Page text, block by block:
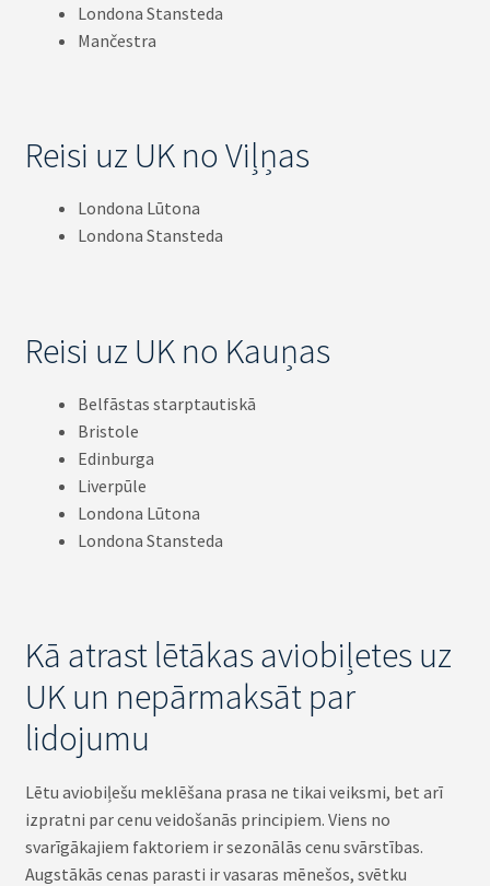
Londona Stansteda
Mančestra
Reisi uz UK no Viļņas
Londona Lūtona
Londona Stansteda
Reisi uz UK no Kauņas
Belfāstas starptautiskā
Bristole
Edinburga
Liverpūle
Londona Lūtona
Londona Stansteda
Kā atrast lētākas aviobiļetes uz
UK un nepārmaksāt par
lidojumu
Lētu aviobiļešu meklēšana prasa ne tikai veiksmi, bet arī
izpratni par cenu veidošanās principiem. Viens no
svarīgākajiem faktoriem ir sezonālās cenu svārstības.
Augstākās cenas parasti ir vasaras mēnešos, svētku